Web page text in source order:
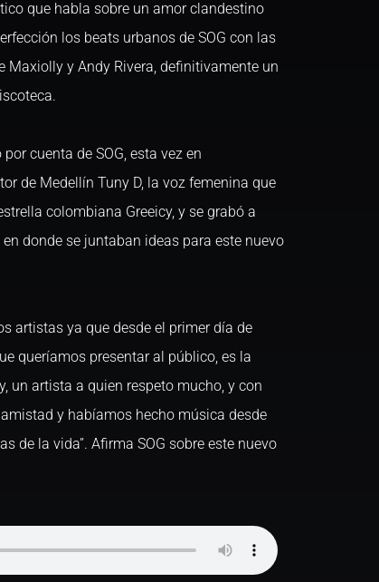
que habla sobre un amor clandestino
los beats urbanos de SOG con las
Maxiolly y Andy Rivera, definitivamente un
cuenta de SOG, esta vez en
de Medellín Tuny D, la voz femenina que
colombiana Greeicy, y se grabó a
donde se juntaban ideas para este nuevo
artistas ya que desde el primer día de
queríamos presentar al público, es la
un artista a quien respeto mucho, y con
y habíamos hecho música desde
de la vida”. Afirma SOG sobre este nuevo